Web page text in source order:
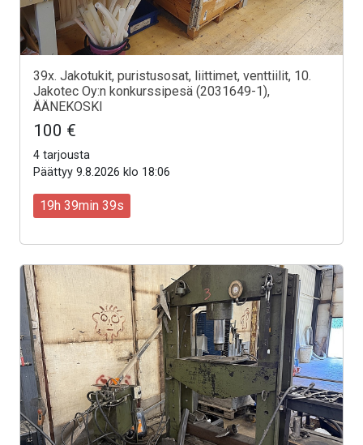
39x. Jakotukit, puristusosat, liittimet, venttiilit, 10.
Jakotec Oy:n konkurssipesä (2031649-1),
ÄÄNEKOSKI
100 €
4 tarjousta
Päättyy 9.8.2026 klo 18:06
19h 39min 37s